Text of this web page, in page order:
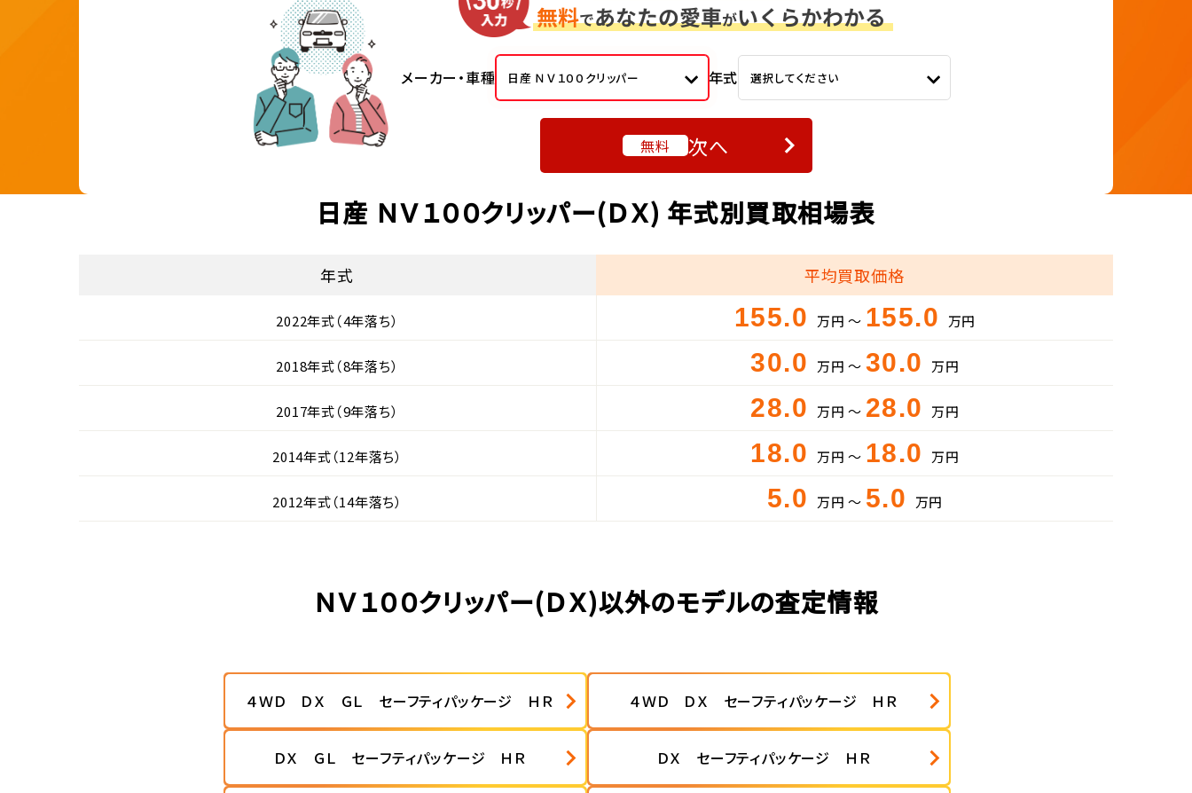
メーカー・車種 日産 ＮＶ１００クリッパー 年式 選択してください
無料 次へ
日産 ＮＶ１００クリッパー(ＤＸ) 年式別買取相場表
年式 平均買取価格
2022年式（4年落ち） 155.0 万円 ～ 155.0 万円
2018年式（8年落ち） 30.0 万円 ～ 30.0 万円
2017年式（9年落ち） 28.0 万円 ～ 28.0 万円
2014年式（12年落ち） 18.0 万円 ～ 18.0 万円
2012年式（14年落ち） 5.0 万円 ～ 5.0 万円
ＮＶ１００クリッパー(ＤＸ)以外のモデルの査定情報
４ＷＤ ＤＸ ＧＬ セーフティパッケージ ＨＲ ４ＷＤ ＤＸ セーフティパッケージ ＨＲ
ＤＸ ＧＬ セーフティパッケージ ＨＲ ＤＸ セーフティパッケージ ＨＲ